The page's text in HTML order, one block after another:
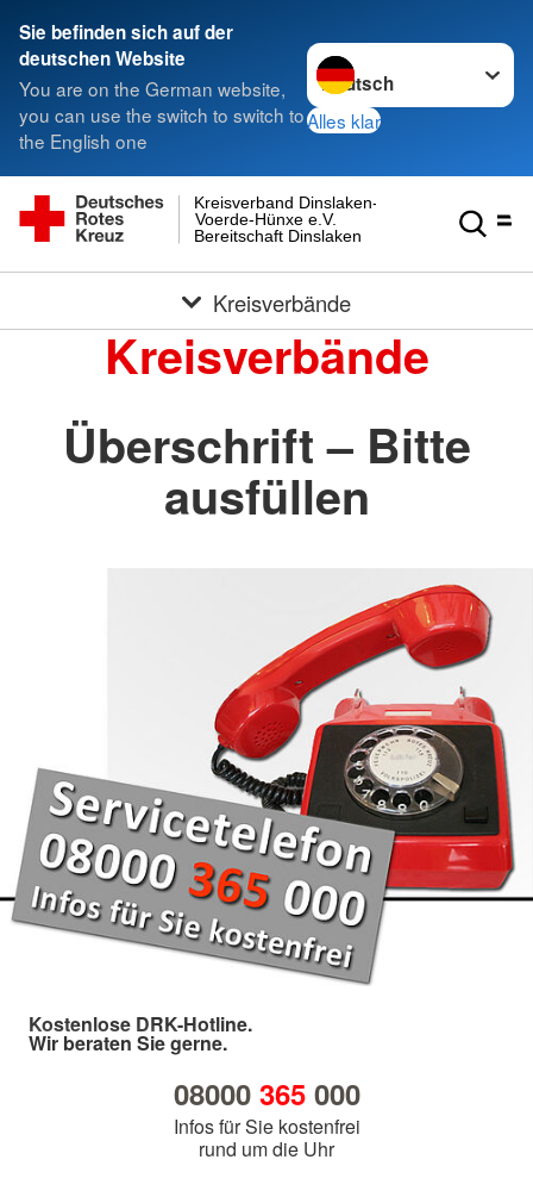
Sie befinden sich auf der
deutschen Website
You are on the German website,
you can use the switch to switch to
the English one
Sprache wechseln zu
Alles klar
Bereitschaft Dinslaken
Voerde-Hünxe e.V.
Kreisverband Dinslaken-
Kreisverbände
Kreisverbände
Überschrift – Bitte
ausfüllen
Kostenlose DRK-Hotline.
Wir beraten Sie gerne.
08000 365000
Infos für Sie kostenfrei
rund um die Uhr